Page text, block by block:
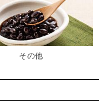
その他